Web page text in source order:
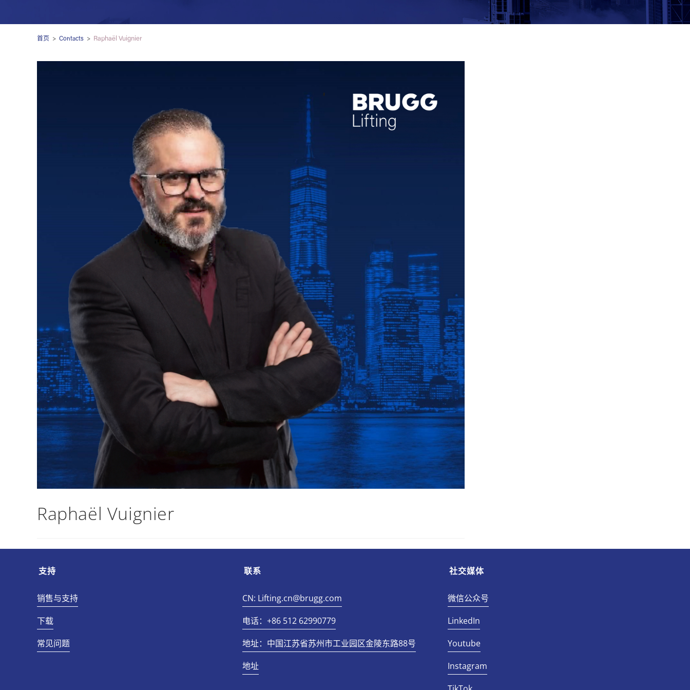
首页 > Contacts > Raphaël Vuignier
Raphaël Vuignier
支持
销售与支持
下载
常见问题
联系
CN: Lifting.cn@brugg.com
电话：+86 512 62990779
地址：中国江苏省苏州市工业园区金陵东路88号
地址
社交媒体
微信公众号
LinkedIn
Youtube
Instagram